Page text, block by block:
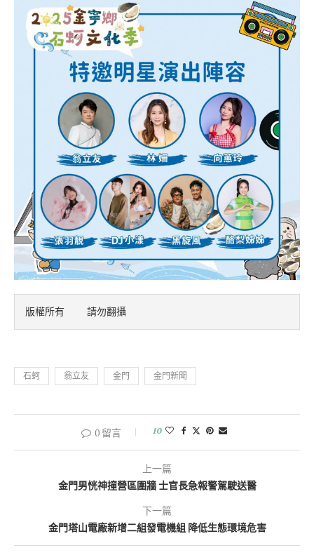
版權所有    請勿翻攝
石蚵 翁立友 金門 金門新聞
0 留言 10
上一篇
金門男恍神撞營區圍牆 士官長急報警駕駛送醫
下一篇
金門塔山電廠新增二組發電機組 降低生態環境危害